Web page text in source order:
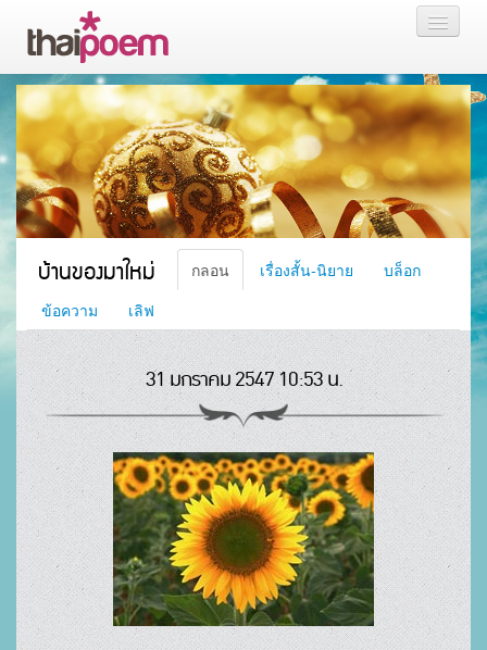
หน้าแรก
เรื่องสั้น นิยาย
บล็อก
สมาชิก
หน้าส่วนตัว
บ้านของมาใหม่ กลอน เรื่องสั้น-นิยาย
บล็อก
ข้อความ
เลิฟ
31 มกราคม 2547 10:53 น.